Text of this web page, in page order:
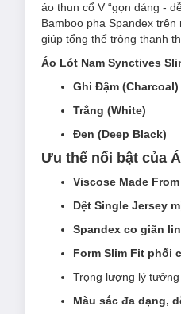
áo thun cổ V “gọn dáng -
Bamboo pha Spandex
giúp tổng thể trông thanh
Áo Lót Nam Synctives
Ghi Đậm (Charcoal)
Trắng (White)
Đen (Deep Black)
Ưu thế nổi bật của
Viscose Made
Dệt Single Jersey
Spandex co giãn
Form Slim Fit phối
Trọng lượng lý
Màu sắc đa dạng,